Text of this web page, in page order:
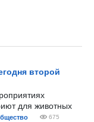
второй
для животных
675